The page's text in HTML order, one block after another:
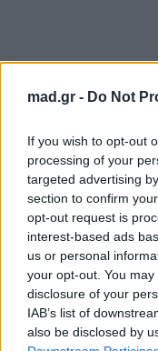
mad.gr - Do Not
If you wish to opt-out
processing of your
targeted advertising
section to confirm
opt-out request is
interest-based ads
us or personal
your opt-out. You
disclosure of your
IAB’s list of
also be disclosed by